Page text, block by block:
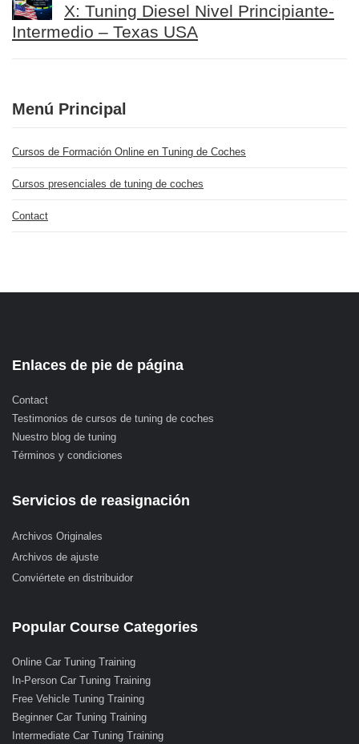
X: Tuning Diesel Nivel Principiante-
Intermedio – Texas USA
Menú Principal
Cursos de Formación Online en Tuning de Coches
Cursos presenciales de tuning de coches
Contact
Enlaces de pie de página
Contact
Testimonios de cursos de tuning de coches
Nuestro blog de tuning
Términos y condiciones
Servicios de reasignación
Archivos Originales
Archivos de ajuste
Conviértete en distribuidor
Popular Course Categories
Online Car Tuning Training
In-Person Car Tuning Training
Free Vehicle Tuning Training
Beginner Car Tuning Training
Intermediate Car Tuning Training